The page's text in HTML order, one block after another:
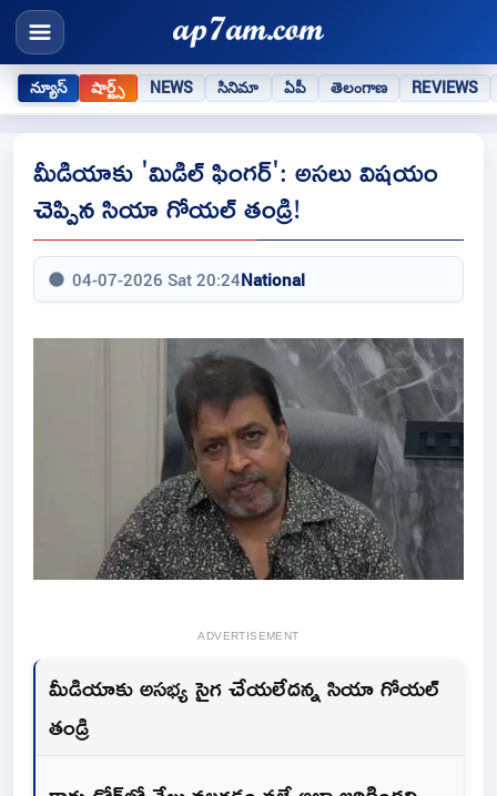
న్యూస్ షార్ట్స్ NEWS సినిమా ఏపీ తెలంగాణ REVIEWS
మీడియాకు 'మిడిల్ ఫింగర్': అసలు విషయం
చెప్పిన సియా గోయల్ తండ్రి!
04-07-2026 Sat 20:24National
ADVERTISEMENT
మీడియాకు అసభ్య సైగ చేయలేదన్న సియా గోయల్
తండ్రి